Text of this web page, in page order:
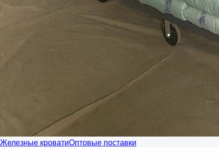
Железные кроватиОптовые поставки